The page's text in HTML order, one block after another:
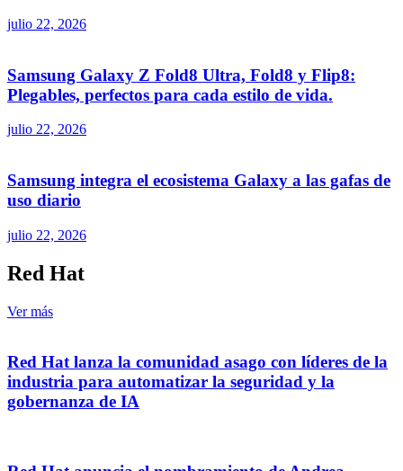
julio 22, 2026
Samsung Galaxy Z Fold8 Ultra, Fold8 y Flip8:
Plegables, perfectos para cada estilo de vida.
julio 22, 2026
Samsung integra el ecosistema Galaxy a las gafas de
uso diario
julio 22, 2026
Red Hat
Ver más
Red Hat lanza la comunidad asago con líderes de la
industria para automatizar la seguridad y la
gobernanza de IA